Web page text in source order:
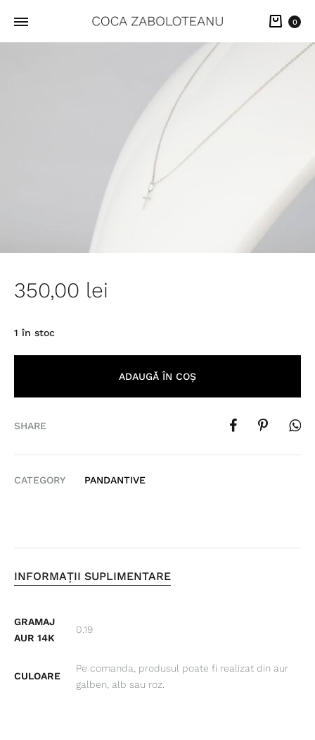
Cart
0
350,00 lei
1 în stoc
ADAUGĂ ÎN COȘ
SHARE
CATEGORY PANDANTIVE
INFORMAȚII SUPLIMENTARE
GRAMAJ
AUR 14K
0.19
CULOARE
Pe comanda, produsul poate fi realizat din aur
galben, alb sau roz.